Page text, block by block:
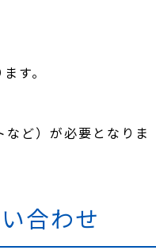
す。
ど）が必要となりま
合わせ